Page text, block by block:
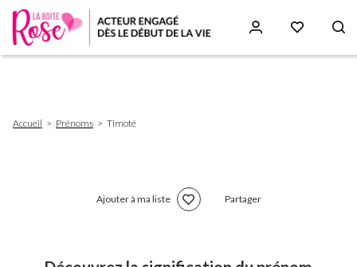
d'Ariane
Accueil Prénoms Timoté
Ajouter à ma liste Partager